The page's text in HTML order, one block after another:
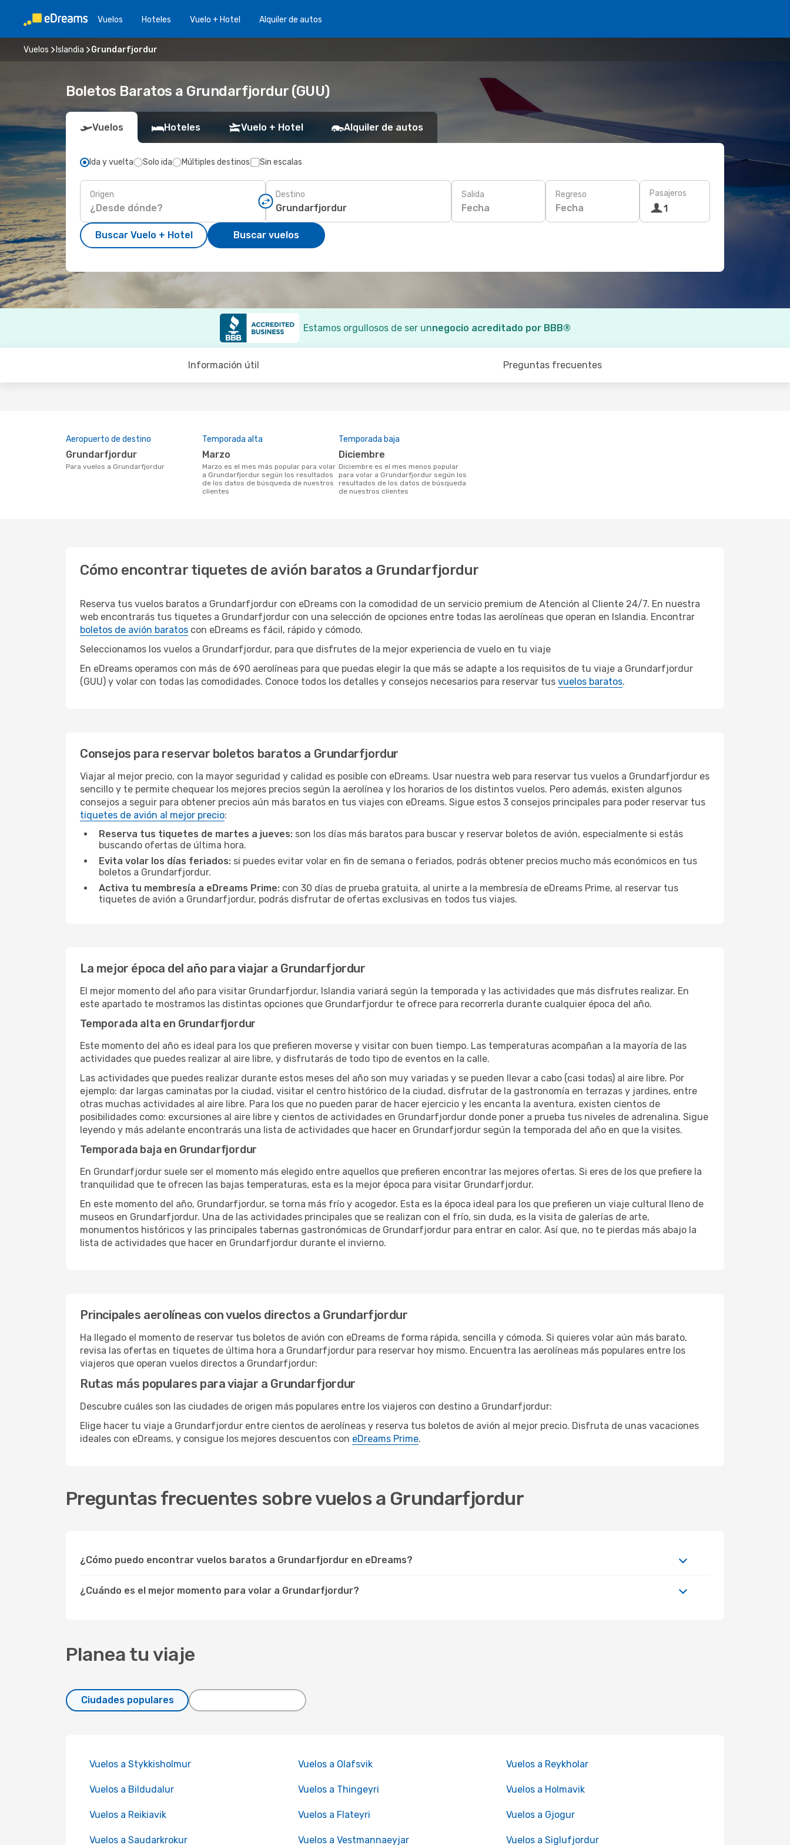
Vuelos Hoteles Vuelo + Hotel Alquiler de autos
Vuelos Islandia Grundarfjordur
Boletos Baratos a Grundarfjordur (GUU)
Vuelos Hoteles Vuelo + Hotel Alquiler de autos
Ida y vuelta Solo ida Múltiples destinos Sin escalas
Origen Destino Salida
Fecha
Regreso
Fecha
Pasajeros
1
Buscar Vuelo + Hotel Buscar vuelos
Estamos orgullosos de ser unnegocio acreditado por BBB®
Información útil Preguntas frecuentes
Aeropuerto de destino
Grundarfjordur
Para vuelos a Grundarfjordur
Temporada alta
marzo
marzo es el mes más popular para volar
a Grundarfjordur según los resultados
de los datos de búsqueda de nuestros
clientes
Temporada baja
diciembre
diciembre es el mes menos popular
para volar a Grundarfjordur según los
resultados de los datos de búsqueda
de nuestros clientes
Cómo encontrar tiquetes de avión baratos a Grundarfjordur
Reserva tus vuelos baratos a Grundarfjordur con eDreams con la comodidad de un servicio premium de Atención al Cliente 24/7. En nuestra
web encontrarás tus tiquetes a Grundarfjordur con una selección de opciones entre todas las aerolíneas que operan en Islandia. Encontrar
boletos de avión baratos con eDreams es fácil, rápido y cómodo.
Seleccionamos los vuelos a Grundarfjordur, para que disfrutes de la mejor experiencia de vuelo en tu viaje
En eDreams operamos con más de 690 aerolíneas para que puedas elegir la que más se adapte a los requisitos de tu viaje a Grundarfjordur
(GUU) y volar con todas las comodidades. Conoce todos los detalles y consejos necesarios para reservar tus vuelos baratos.
Consejos para reservar boletos baratos a Grundarfjordur
Viajar al mejor precio, con la mayor seguridad y calidad es posible con eDreams. Usar nuestra web para reservar tus vuelos a Grundarfjordur es
sencillo y te permite chequear los mejores precios según la aerolínea y los horarios de los distintos vuelos. Pero además, existen algunos
consejos a seguir para obtener precios aún más baratos en tus viajes con eDreams. Sigue estos 3 consejos principales para poder reservar tus
tiquetes de avión al mejor precio:
Reserva tus tiquetes de martes a jueves: son los días más baratos para buscar y reservar boletos de avión, especialmente si estás
buscando ofertas de última hora.
Evita volar los días feriados: si puedes evitar volar en fin de semana o feriados, podrás obtener precios mucho más económicos en tus
boletos a Grundarfjordur.
Activa tu membresía a eDreams Prime: con 30 días de prueba gratuita, al unirte a la membresía de eDreams Prime, al reservar tus
tiquetes de avión a Grundarfjordur, podrás disfrutar de ofertas exclusivas en todos tus viajes.
La mejor época del año para viajar a Grundarfjordur
El mejor momento del año para visitar Grundarfjordur, Islandia variará según la temporada y las actividades que más disfrutes realizar. En
este apartado te mostramos las distintas opciones que Grundarfjordur te ofrece para recorrerla durante cualquier época del año.
Temporada alta en Grundarfjordur
Este momento del año es ideal para los que prefieren moverse y visitar con buen tiempo. Las temperaturas acompañan a la mayoría de las
actividades que puedes realizar al aire libre, y disfrutarás de todo tipo de eventos en la calle.
Las actividades que puedes realizar durante estos meses del año son muy variadas y se pueden llevar a cabo (casi todas) al aire libre. Por
ejemplo: dar largas caminatas por la ciudad, visitar el centro histórico de la ciudad, disfrutar de la gastronomía en terrazas y jardines, entre
otras muchas actividades al aire libre. Para los que no pueden parar de hacer ejercicio y les encanta la aventura, existen cientos de
posibilidades como: excursiones al aire libre y cientos de actividades en Grundarfjordur donde poner a prueba tus niveles de adrenalina. Sigue
leyendo y más adelante encontrarás una lista de actividades que hacer en Grundarfjordur según la temporada del año en que la visites.
Temporada baja en Grundarfjordur
En Grundarfjordur suele ser el momento más elegido entre aquellos que prefieren encontrar las mejores ofertas. Si eres de los que prefiere la
tranquilidad que te ofrecen las bajas temperaturas, esta es la mejor época para visitar Grundarfjordur.
En este momento del año, Grundarfjordur, se torna más frío y acogedor. Esta es la época ideal para los que prefieren un viaje cultural lleno de
museos en Grundarfjordur. Una de las actividades principales que se realizan con el frío, sin duda, es la visita de galerías de arte,
monumentos históricos y las principales tabernas gastronómicas de Grundarfjordur para entrar en calor. Así que, no te pierdas más abajo la
lista de actividades que hacer en Grundarfjordur durante el invierno.
Principales aerolíneas con vuelos directos a Grundarfjordur
Ha llegado el momento de reservar tus boletos de avión con eDreams de forma rápida, sencilla y cómoda. Si quieres volar aún más barato,
revisa las ofertas en tiquetes de última hora a Grundarfjordur para reservar hoy mismo. Encuentra las aerolíneas más populares entre los
viajeros que operan vuelos directos a Grundarfjordur:
Rutas más populares para viajar a Grundarfjordur
Descubre cuáles son las ciudades de origen más populares entre los viajeros con destino a Grundarfjordur:
Elige hacer tu viaje a Grundarfjordur entre cientos de aerolíneas y reserva tus boletos de avión al mejor precio. Disfruta de unas vacaciones
ideales con eDreams, y consigue los mejores descuentos con eDreams Prime.
Preguntas frecuentes sobre vuelos a Grundarfjordur
¿Cómo puedo encontrar vuelos baratos a Grundarfjordur en eDreams?
¿Cuándo es el mejor momento para volar a Grundarfjordur?
Planea tu viaje
Ciudades populares
Vuelos a Stykkisholmur Vuelos a Olafsvik Vuelos a Reykholar
Vuelos a Bildudalur Vuelos a Thingeyri Vuelos a Holmavik
Vuelos a Reikiavik Vuelos a Flateyri Vuelos a Gjogur
Vuelos a Saudarkrokur Vuelos a Vestmannaeyjar Vuelos a Siglufjordur